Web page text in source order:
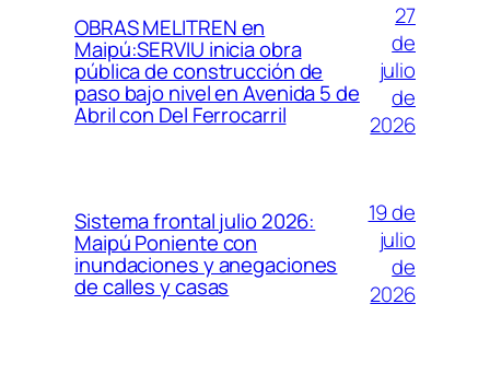
OBRAS MELITREN en
Maipú:SERVIU inicia obra
pública de construcción de
paso bajo nivel en Avenida 5 de
Abril con Del Ferrocarril
27
de
julio
de
2026
Sistema frontal julio 2026:
Maipú Poniente con
inundaciones y anegaciones
de calles y casas
19 de
julio
de
2026